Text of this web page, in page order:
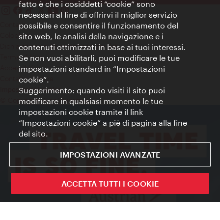
Contatti
Colophon
Dichiarazione sulla protezione dei dati
Terms of Use
Accessibilità
Contatto stampa
Impostazioni cookie
© Copyright WienTourismus
fatto è che i cosiddetti “cookie” sono
necessari al fine di offrirvi il miglior servizio
possibile e consentire il funzionamento del
sito web, le analisi della navigazione e i
contenuti ottimizzati in base ai tuoi interessi.
Se non vuoi abilitarli, puoi modificare le tue
impostazioni standard in “Impostazioni
cookie”.
Suggerimento: quando visiti il sito puoi
modificare in qualsiasi momento le tue
impostazioni cookie tramite il link
“Impostazioni cookie” a piè di pagina alla fine
del sito.
IMPOSTAZIONI AVANZATE
ACCETTA TUTTI I COOKIE